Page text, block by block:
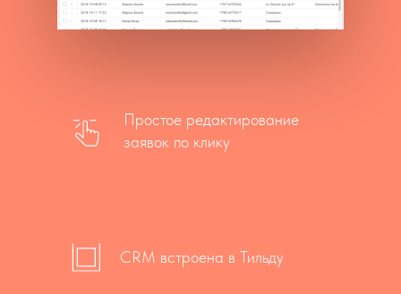
Простое редактирование
заявок по клику
CRM встроена в Тильду